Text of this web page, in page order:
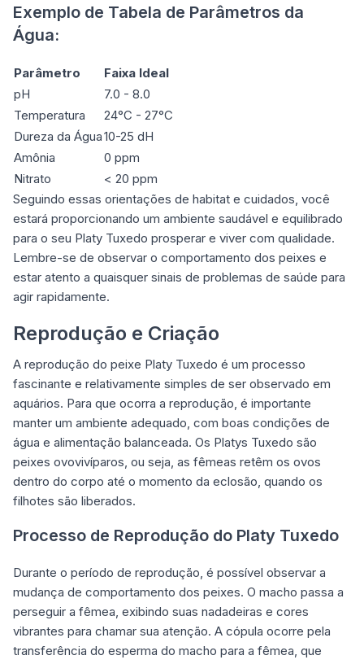
Exemplo de Tabela de Parâmetros da
Água:
Parâmetro
Faixa Ideal
pH
7.0 - 8.0
Temperatura
24°C - 27°C
Dureza da Água10-25 dH
Amônia
0 ppm
Nitrato
< 20 ppm
Seguindo essas orientações de habitat e cuidados, você
estará proporcionando um ambiente saudável e equilibrado
para o seu Platy Tuxedo prosperar e viver com qualidade.
Lembre-se de observar o comportamento dos peixes e
estar atento a quaisquer sinais de problemas de saúde para
agir rapidamente.
Reprodução e Criação
A reprodução do peixe Platy Tuxedo é um processo
fascinante e relativamente simples de ser observado em
aquários. Para que ocorra a reprodução, é importante
manter um ambiente adequado, com boas condições de
água e alimentação balanceada. Os Platys Tuxedo são
peixes ovovivíparos, ou seja, as fêmeas retêm os ovos
dentro do corpo até o momento da eclosão, quando os
filhotes são liberados.
Processo de Reprodução do Platy Tuxedo
Durante o período de reprodução, é possível observar a
mudança de comportamento dos peixes. O macho passa a
perseguir a fêmea, exibindo suas nadadeiras e cores
vibrantes para chamar sua atenção. A cópula ocorre pela
transferência do esperma do macho para a fêmea, que